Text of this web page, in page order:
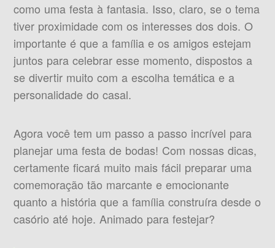
como uma festa à fantasia. Isso, claro, se o tema
tiver proximidade com os interesses dos dois. O
importante é que a família e os amigos estejam
juntos para celebrar esse momento, dispostos a
se divertir muito com a escolha temática e a
personalidade do casal.
Agora você tem um passo a passo incrível para
planejar uma festa de bodas! Com nossas dicas,
certamente ficará muito mais fácil preparar uma
comemoração tão marcante e emocionante
quanto a história que a família construíra desde o
casório até hoje. Animado para festejar?